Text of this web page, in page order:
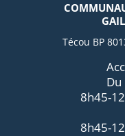
Técou BP
Du
8h45-
8h45-